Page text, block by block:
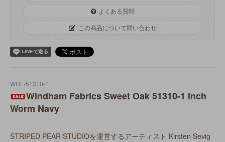
よくある質問
この商品について問い合わせ
WHF-51310-1
Windham Fabrics Sweet Oak 51310-1 Inch
Worm Navy
STRIPED PEAR STUDIOを運営するアーティスト Kirsten Sevig